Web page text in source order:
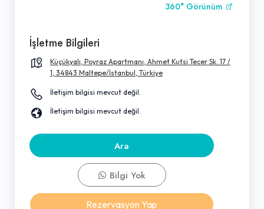
360° Görünüm
İşletme Bilgileri
Küçükyalı, Poyraz Apartmanı, Ahmet Kutsi Tecer Sk. 17 /
1, 34843 Maltepe/İstanbul, Türkiye
İletişim bilgisi mevcut değil.
İletişim bilgisi mevcut değil.
Ara
Bilgi Yok
Rezervasyon Yap